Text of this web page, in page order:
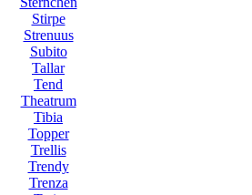
Stirpe
Strenuus
Subito
Tallar
Tend
Theatrum
Tibia
Topper
Trellis
Trendy
Trenza